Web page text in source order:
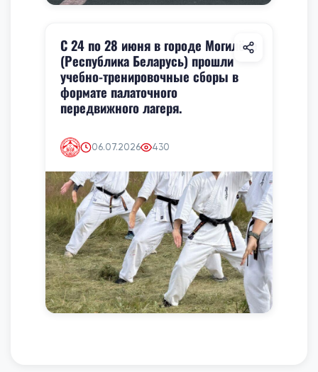
С 24 по 28 июня в городе Могилёве
(Республика Беларусь) прошли
учебно-тренировочные сборы в
формате палаточного
передвижного лагеря.
06.07.2026 430